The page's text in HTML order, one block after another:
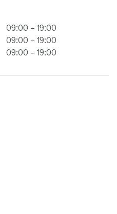
09:00 – 19:00
09:00 – 19:00
09:00 – 19:00